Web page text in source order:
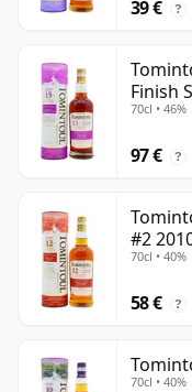
39 € ?
Finish
70cl • 46%
97 € ?
#2
70cl • 40%
58 € ?
70cl • 40%